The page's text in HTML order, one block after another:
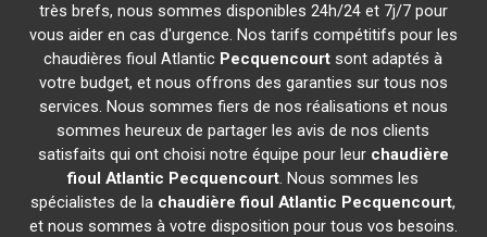
très brefs, nous sommes disponibles 24h/24 et 7j/7 pour
vous aider en cas d'urgence. Nos tarifs compétitifs pour les
chaudières fioul Atlantic Pecquencourt sont adaptés à
votre budget, et nous offrons des garanties sur tous nos
services. Nous sommes fiers de nos réalisations et nous
sommes heureux de partager les avis de nos clients
satisfaits qui ont choisi notre équipe pour leur chaudière
fioul Atlantic Pecquencourt. Nous sommes les
spécialistes de la chaudière fioul Atlantic Pecquencourt,
et nous sommes à votre disposition pour tous vos besoins.